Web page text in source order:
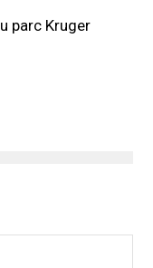
parc Kruger